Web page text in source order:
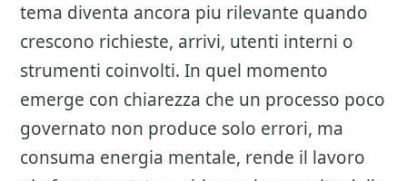
tema diventa ancora piu rilevante quando
crescono richieste, arrivi, utenti interni o
strumenti coinvolti. In quel momento
emerge con chiarezza che un processo poco
governato non produce solo errori, ma
consuma energia mentale, rende il lavoro